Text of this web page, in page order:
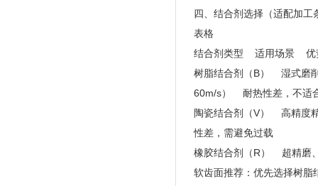
四、结合剂选择（适配加工
表格
结合剂类型 适用场景
树脂结合剂（B） 湿式磨
60m/s） 耐热性差，不适
陶瓷结合剂（V） 高精度
性差，需避免过载
橡胶结合剂（R） 超精磨
软齿面推荐：优先选择树脂